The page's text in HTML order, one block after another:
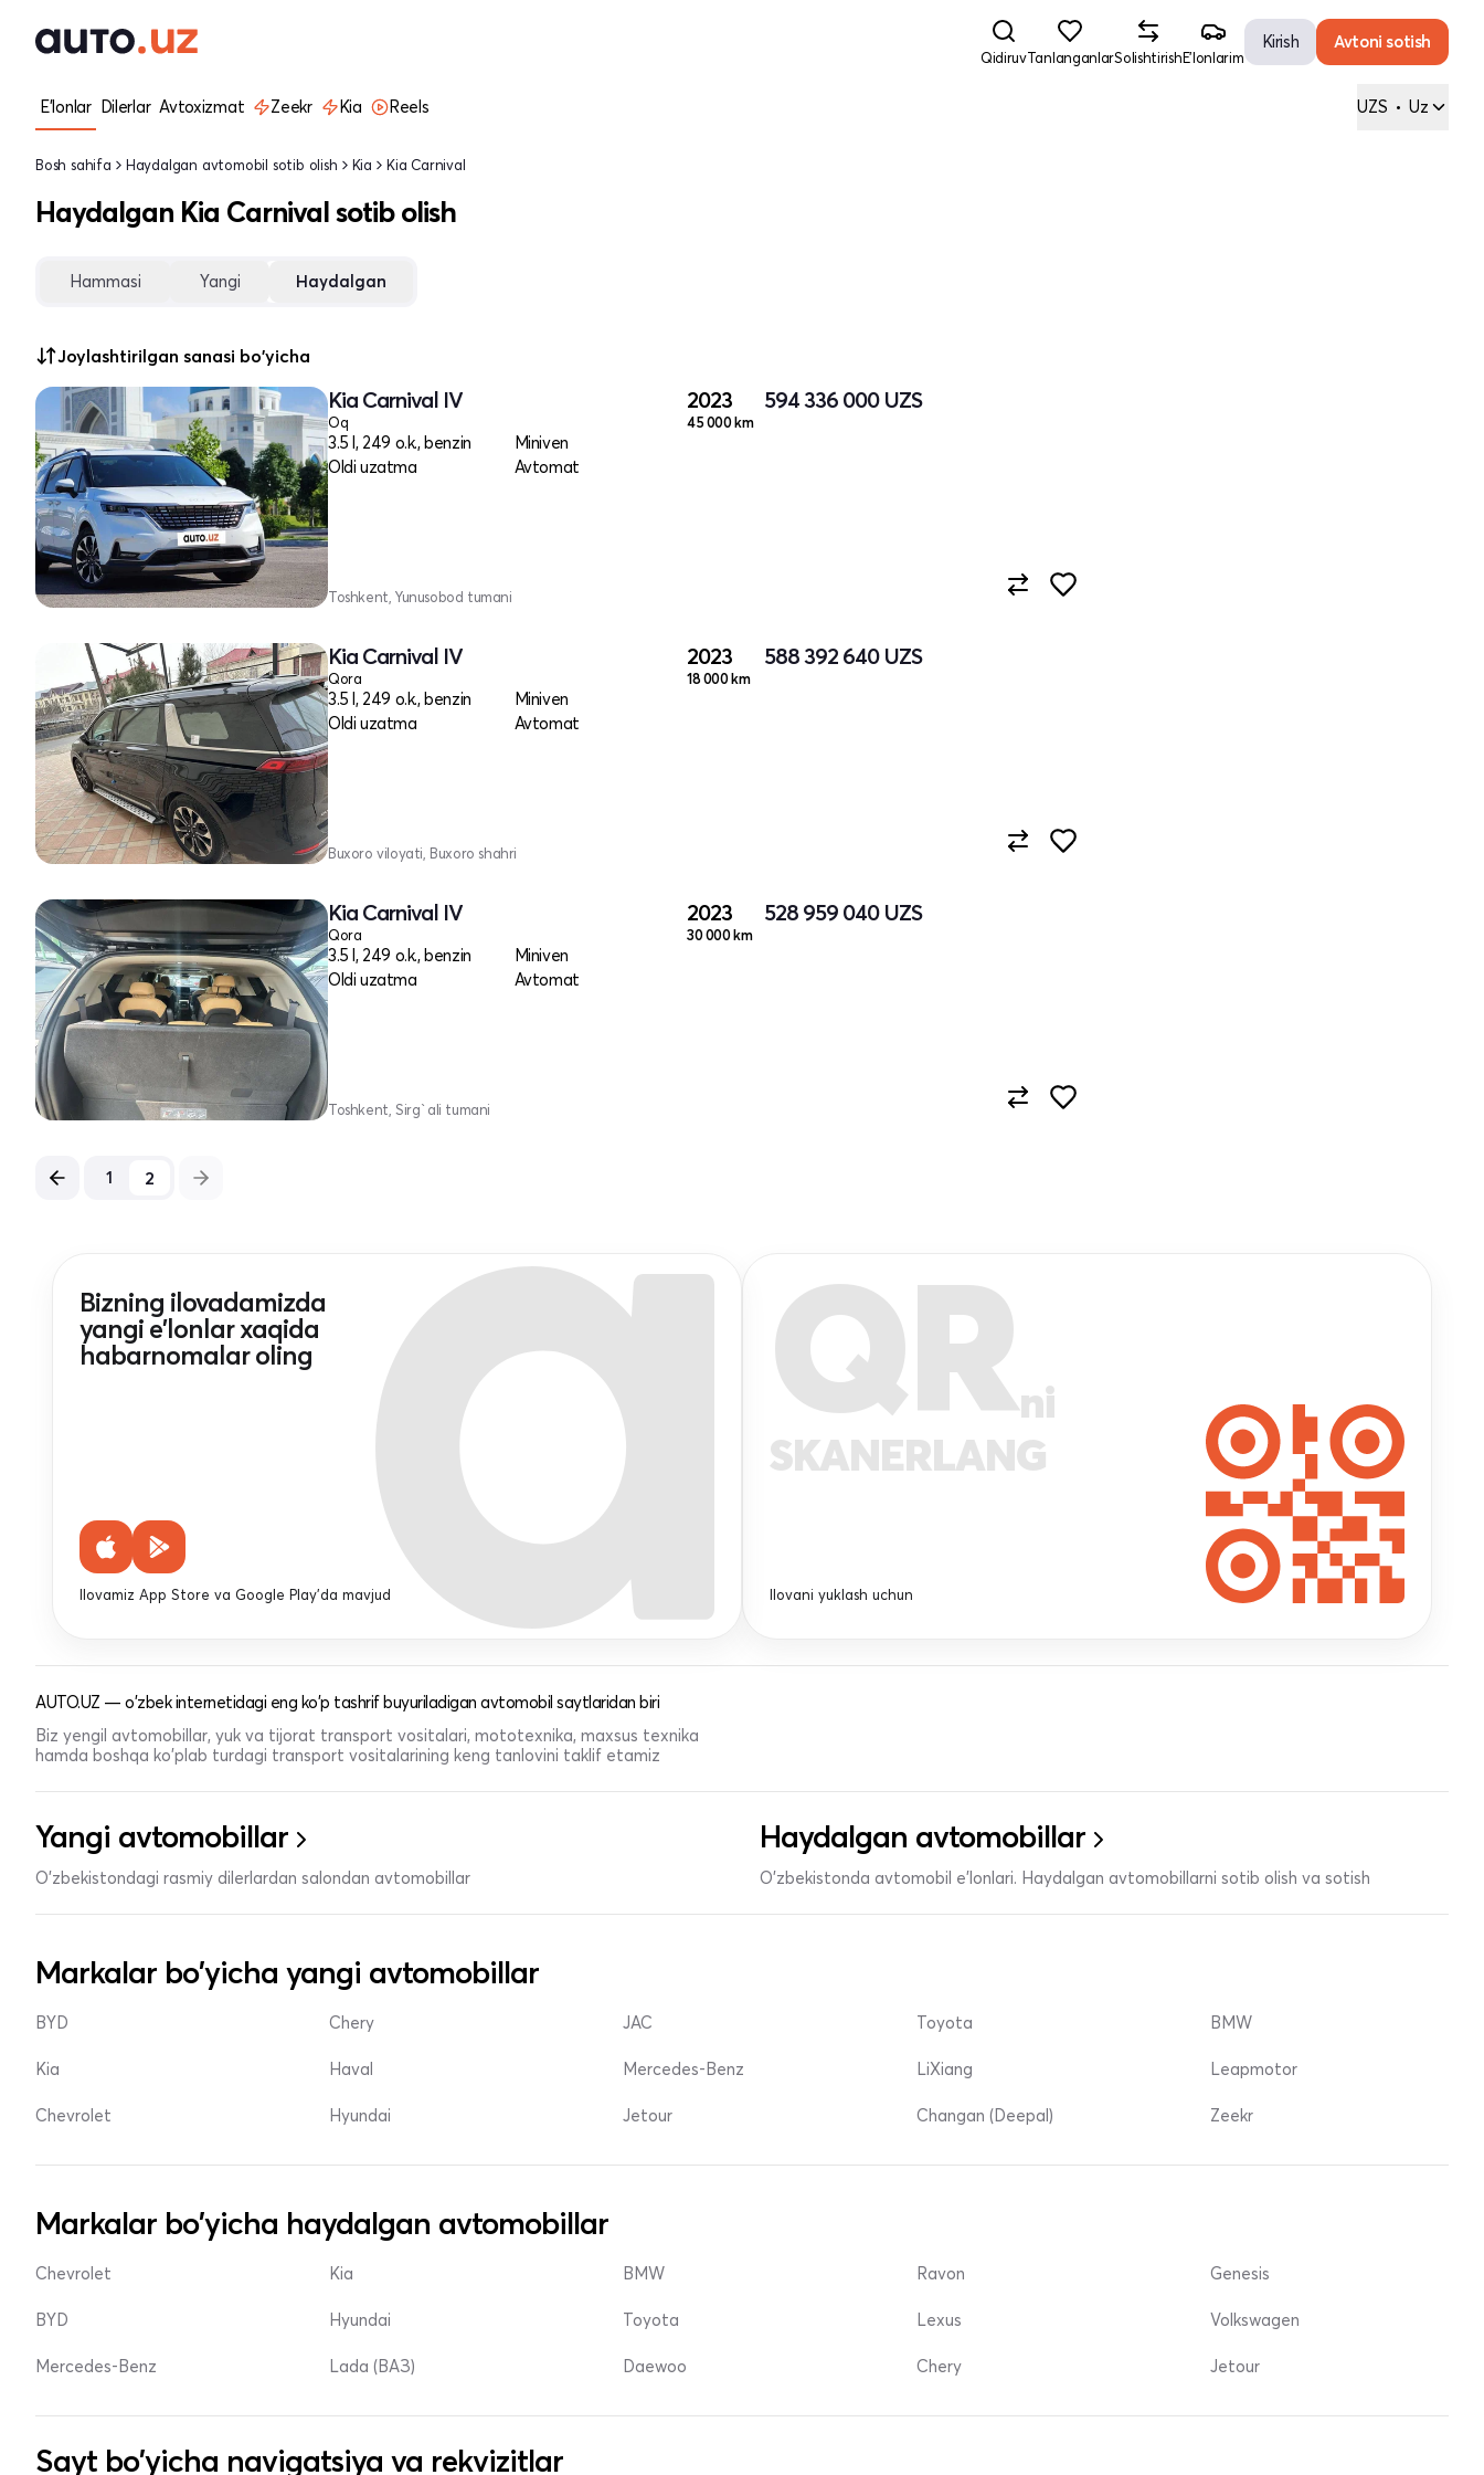
QidiruvTanlanganlarSolishtirishE'lonlarim
Kirish Avtoni sotish
E'lonlar Dilerlar Avtoxizmat Zeekr Kia Reels UZS • Uz
Bosh sahifa Haydalgan avtomobil sotib olish Kia Kia Carnival
Haydalgan Kia Carnival sotib olish
Hammasi Yangi Haydalgan
Joylashtirilgan sanasi bo'yicha
Kia Carnival IV
Oq
3.5 l, 249 o.k., benzin
Miniven
Oldi uzatma
Avtomat
2023
45 000 km
594 336 000 UZS
Toshkent, Yunusobod tumani
Kia Carnival IV
Qora
3.5 l, 249 o.k., benzin
Miniven
Oldi uzatma
Avtomat
2023
18 000 km
588 392 640 UZS
Buxoro viloyati, Buxoro shahri
Kia Carnival IV
Qora
3.5 l, 249 o.k., benzin
Miniven
Oldi uzatma
Avtomat
2023
30 000 km
528 959 040 UZS
Toshkent, Sirg`ali tumani
1 2
Bizning ilovadamizda
yangi e'lonlar xaqida
habarnomalar oling
Ilovamiz App Store va Google Play'da mavjud
QRni
SKANERLANG
Ilovani yuklash uchun
AUTO.UZ — o'zbek internetidagi eng ko'p tashrif buyuriladigan avtomobil saytlaridan biri
Biz yengil avtomobillar, yuk va tijorat transport vositalari, mototexnika, maxsus texnika
hamda boshqa ko'plab turdagi transport vositalarining keng tanlovini taklif etamiz
Yangi avtomobillar
O'zbekistondagi rasmiy dilerlardan salondan avtomobillar
Haydalgan avtomobillar
O'zbekistonda avtomobil e’lonlari. Haydalgan avtomobillarni sotib olish va sotish
Markalar bo'yicha yangi avtomobillar
BYD
Kia
Chevrolet
Chery
Haval
Hyundai
JAC
Mercedes-Benz
Jetour
Toyota
LiXiang
Changan (Deepal)
BMW
Leapmotor
Zeekr
Markalar bo'yicha haydalgan avtomobillar
Chevrolet
BYD
Mercedes-Benz
Kia
Hyundai
Lada (ВАЗ)
BMW
Toyota
Daewoo
Ravon
Lexus
Chery
Genesis
Volkswagen
Jetour
Sayt bo'yicha navigatsiya va rekvizitlar